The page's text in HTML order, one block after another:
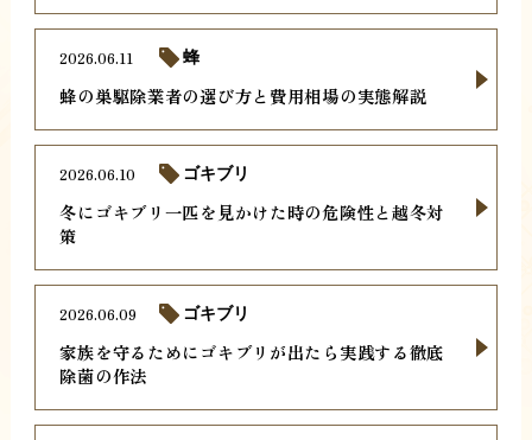
蜂の巣駆除業者の選び方と費用相場の実態解説
2026.06.11 蜂
冬にゴキブリ一匹を見かけた時の危険性と越冬対
策
2026.06.10 ゴキブリ
家族を守るためにゴキブリが出たら実践する徹底
除菌の作法
2026.06.09 ゴキブリ